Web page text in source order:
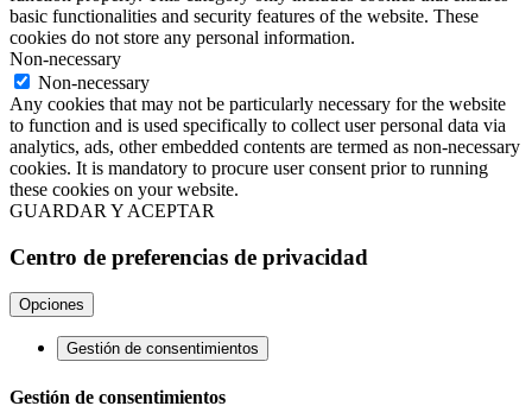
basic functionalities and security features of the website. These
cookies do not store any personal information.
Non-necessary
Non-necessary
Any cookies that may not be particularly necessary for the website
to function and is used specifically to collect user personal data via
analytics, ads, other embedded contents are termed as non-necessary
cookies. It is mandatory to procure user consent prior to running
these cookies on your website.
GUARDAR Y ACEPTAR
Centro de preferencias de privacidad
Opciones
Gestión de consentimientos
Gestión de consentimientos